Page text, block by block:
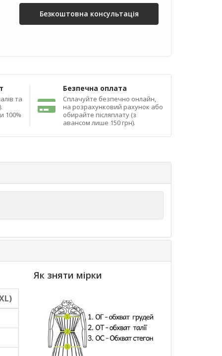
Безкоштовна консультація
та
100%
Безпечна оплата
Сплачуйте безпечно онлайн,
на розрахунковий рахунок або
обирайте післяплату (з
авансом лише 150 грн).
Як зняти мірки